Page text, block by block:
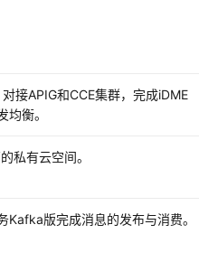
接APIG和CCE集群，完成iDME
均衡。
私有云空间。
Kafka版完成消息的发布与消费。